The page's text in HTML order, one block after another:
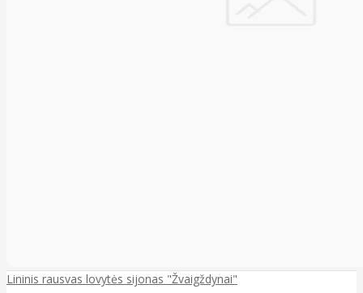
Lininis rausvas lovytės sijonas "Žvaigždynai"